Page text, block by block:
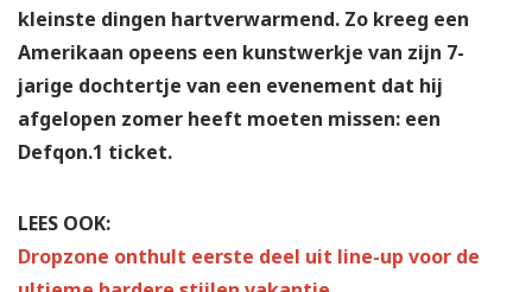
kleinste dingen hartverwarmend. Zo kreeg een
Amerikaan opeens een kunstwerkje van zijn 7-
jarige dochtertje van een evenement dat hij
afgelopen zomer heeft moeten missen: een
Defqon.1 ticket.
LEES OOK:
Dropzone onthult eerste deel uit line-up voor de